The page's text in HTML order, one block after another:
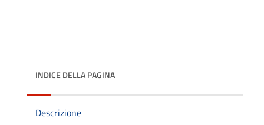
INDICE DELLA PAGINA
Descrizione